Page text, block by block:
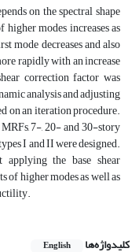
on the spectral shape
modes increases as
mode decreases and also
rapidly with an increase
correction factor was
analysis and adjusting
on an iteration procedure.
7-, 20- and 30-story
I and II were designed.
the base shear
of higher modes as well as
کلیدواژه‌ها English